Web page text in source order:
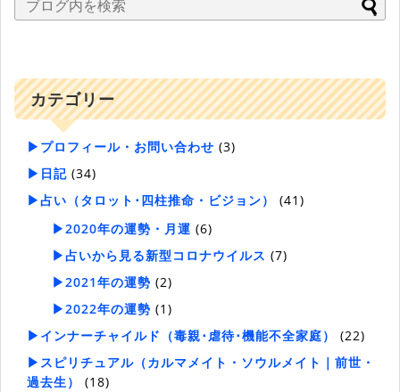
カテゴリー
▶プロフィール・お問い合わせ (3)
▶日記 (34)
▶占い（タロット･四柱推命・ビジョン）
(41)
▶2020年の運勢・月運 (6)
▶占いから見る新型コロナウイルス (7)
▶2021年の運勢 (2)
▶2022年の運勢 (1)
▶インナーチャイルド（毒親･虐待･機能不全家庭）
(22)
▶スピリチュアル（カルマメイト・ソウルメイト｜前世・
過去生）
(18)